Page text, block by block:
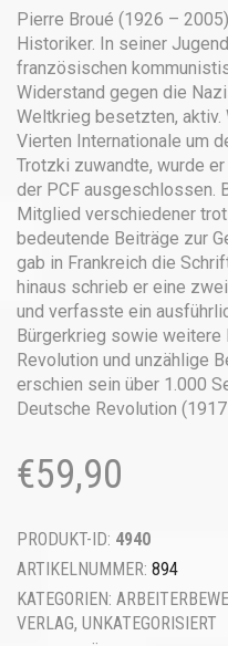
Pierre Broué (1926 –
Historiker. In seiner
französischen
Widerstand gegen die
Weltkrieg besetzten,
Vierten Internationale um
Trotzki zuwandte, wurde
der PCF ausgeschlossen.
Mitglied verschiedener
bedeutende Beiträge zur
gab in Frankreich die
hinaus schrieb er eine
und verfasste ein
Bürgerkrieg sowie weitere
Revolution und unzählige
erschien sein über 1.000
Deutsche Revolution
€59,90
PRODUKT-ID: 4940
ARTIKELNUMMER: 894
KATEGORIEN:
VERLAG, UNKATEGORISIERT